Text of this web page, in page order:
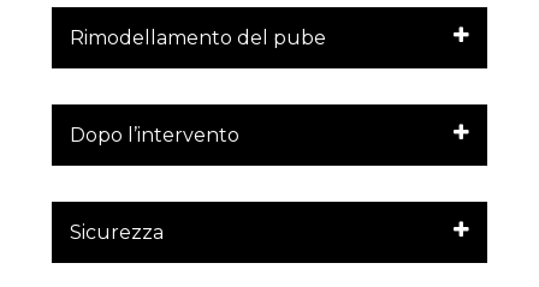
Rimodellamento del pube
Dopo l’intervento
Sicurezza